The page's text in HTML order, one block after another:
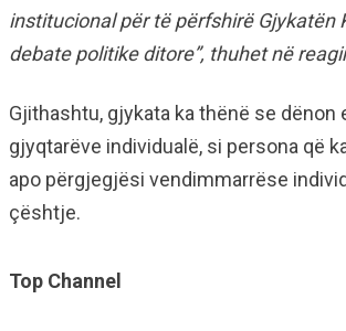
institucional për të përfshirë Gjykatën
debate politike ditore”, thuhet në
Gjithashtu, gjykata ka thënë se dënon
gjyqtarëve individualë, si persona që
apo përgjegjësi vendimmarrëse
çështje.
Top Channel